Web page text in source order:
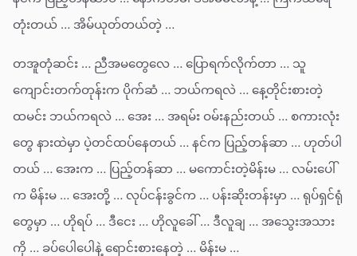
တုံးတယ် … အိမ်ယုတ်တယ်တဲ့ …
တအူတုံဆင်း … ညီအမတွေလေ … ပြောရက်လိုက်တာ … သူ
ကျောင်းတက်တုန်းက ပိုက်ဆံ … ဘယ်ကရလဲ … နေ့တိုင်းစားတဲ့
ထမင်း ဘယ်ကရလဲ … အေး … အရမ်း ဝမ်းနည်းတယ် … စကားလုံး
တွေ နားထဲမှာ ပဲ့တင်ထပ်နေတယ် … နင်က ပြည့်တန်ဆာ … ဟုတ်ပါ
တယ် … အေးက … ပြည့်တန်ဆာ … မကောင်းတဲ့မိန်းမ … လမ်းပေါ်
က မိန်းမ … အေးတို့ … လုပ်ငန်းခွင်က … ပန်းဆိုးတန်းမှာ … ရုပ်ရှင်ရုံ
တွေမှာ … ဟိုရပ် … ဒီငေး … ဟိုလူခေါ် … ဒီလူချ … အသွေးအသား
ကို … ခပ်ပေါပေါနဲ့ ရောင်းစားနေတဲ့ … မိန်းမ …